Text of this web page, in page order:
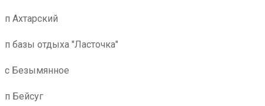
п Ахтарский
п базы отдыха "Ласточка"
с Безымянное
п Бейсуг